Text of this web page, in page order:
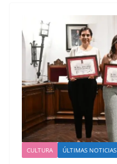
CULTURA ÚLTIMAS NOTICIAS